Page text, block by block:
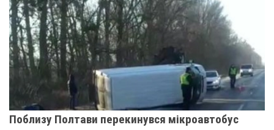
Поблизу Полтави перекинувся мікроавтобус